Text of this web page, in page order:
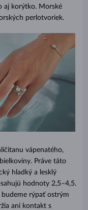
aj korýtko. Morské
perlotvoriek.
vápenatého,
Práve táto
hladký a lesklý
hodnoty 2,5–4,5.
rýpať ostrým
ani kontakt s